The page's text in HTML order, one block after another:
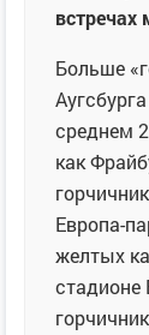
встречах
Больше
среднем
как
Европа-
желтых
стадионе